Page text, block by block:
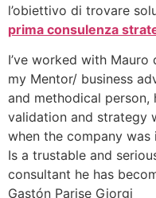
l’obiettivo di trovare
prima consulenza
I’ve worked with
my Mentor/ business
and methodical person,
validation and strategy
when the company was
Is a trustable and
consultant he has
Gastón Parise Giorgi